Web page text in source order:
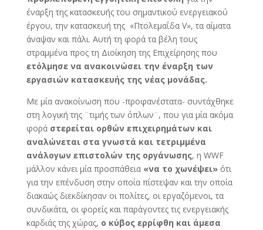
έναρξη της κατασκευής του σημαντικού ενεργειακού
έργου, την κατασκευή της «Πτολεμαΐδα V», τα αίματα
άναψαν και πάλι. Αυτή τη φορά τα βέλη τους
στραμμένα προς τη Διοίκηση της Επιχείρησης που
ετόλμησε να ανακοινώσει την έναρξη των
εργασιών κατασκευής της νέας μονάδας.
Με μία ανακοίνωση που -προφανέστατα- συντάχθηκε
στη λογική της ¨τιμής των όπλων¨, που για μία ακόμα
φορά στερείται ορθών επιχειρημάτων και
αναλώνεται στα γνωστά και τετριμμένα
ανάλογων επιστολών της οργάνωσης, η WWF
μάλλον κάνει μία προσπάθεια «να το χωνέψει»ότι
για την επένδυση στην οποία πίστεψαν και την οποία
διακαώς διεκδίκησαν οι πολίτες, οι εργαζόμενοι, τα
συνδικάτα, οι φορείς και παράγοντες τις ενεργειακής
καρδιάς της χώρας, ο κύβος ερρίφθη και άμεσα